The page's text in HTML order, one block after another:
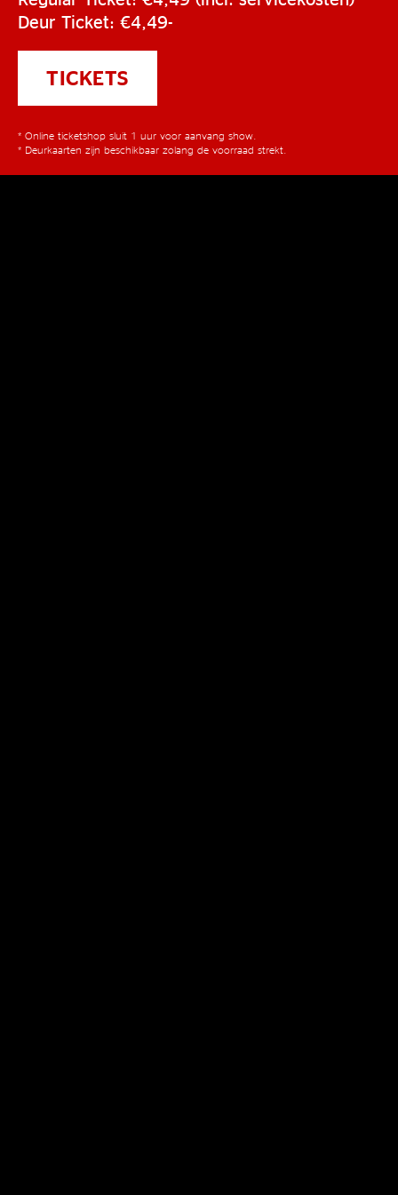
Deur Ticket: €4,49-
TICKETS
* Online ticketshop sluit 1 uur voor aanvang show.
* Deurkaarten zijn beschikbaar zolang de voorraad strekt.